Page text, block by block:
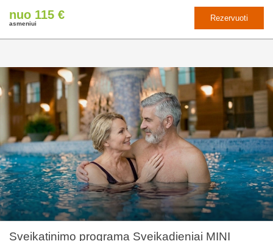
nuo 115 €
asmeniui
Rezervuoti
Sveikatinimo programa Sveikadieniai MINI